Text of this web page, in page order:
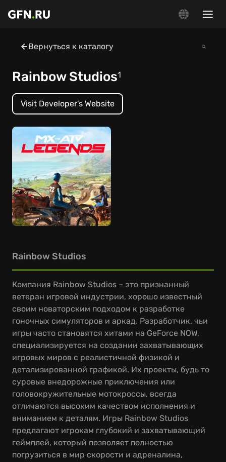
Вернуться к каталогу
Rainbow Studios1
Visit Developer's Website
Rainbow Studios
Компания Rainbow Studios – это признанный
ветеран игровой индустрии, хорошо известный
своим новаторским подходом к разработке
гоночных симуляторов и аркад. Разработчик, чьи
игры часто становятся хитами на GeForce NOW,
специализируется на создании захватывающих
игровых миров с реалистичной физикой и
детализированной графикой. Их проекты, будь то
суровые внедорожные приключения или
головокружительные мотокроссы, всегда
отличаются высоким качеством исполнения и
вниманием к деталям. Игры Rainbow Studios
предлагают игрокам глубокий и захватывающий
геймплей, который позволяет полностью
погрузиться в мир скорости и адреналина,